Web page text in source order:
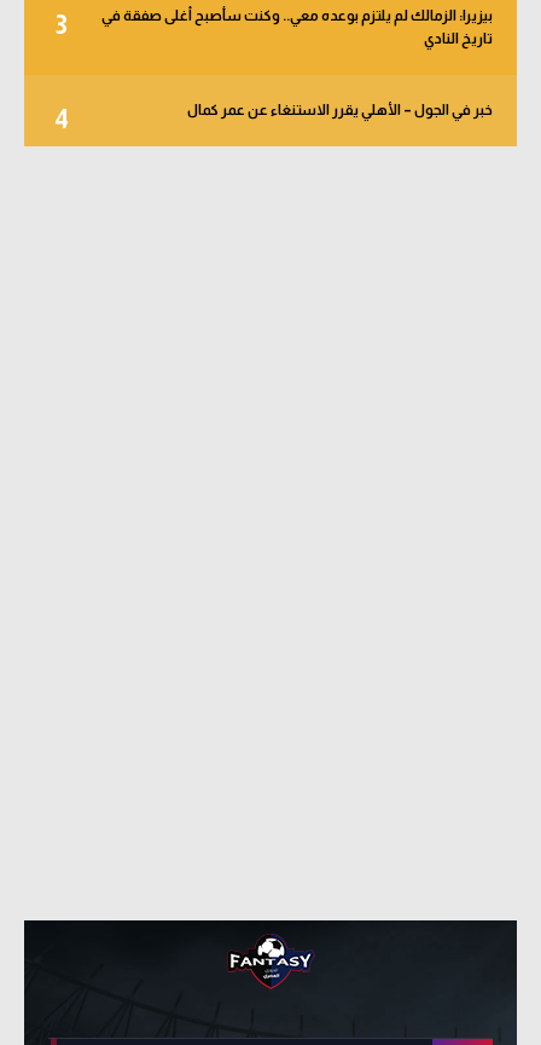
3
بيزيرا: الزمالك لم يلتزم بوعده معي.. وكنت سأصبح أغلى صفقة في
تاريخ النادي
4 خبر في الجول – الأهلي يقرر الاستنغاء عن عمر كمال